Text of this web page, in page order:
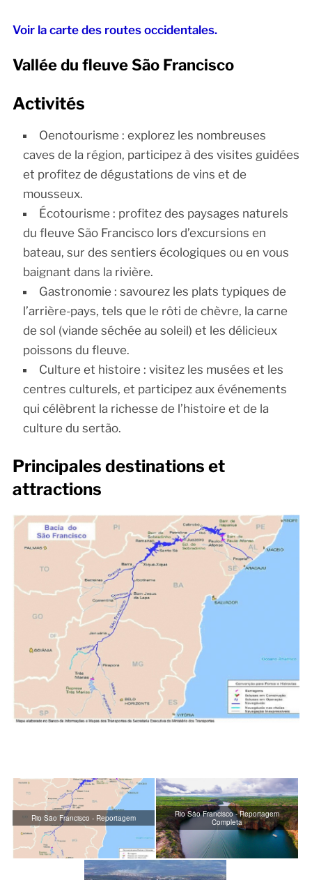
Voir la carte des routes occidentales.
Vallée du fleuve São Francisco
Activités
Oenotourisme : explorez les nombreuses
caves de la région, participez à des visites guidées
et profitez de dégustations de vins et de
mousseux.
Écotourisme : profitez des paysages naturels
du fleuve São Francisco lors d’excursions en
bateau, sur des sentiers écologiques ou en vous
baignant dans la rivière.
Gastronomie : savourez les plats typiques de
l’arrière-pays, tels que le rôti de chèvre, la carne
de sol (viande séchée au soleil) et les délicieux
poissons du fleuve.
Culture et histoire : visitez les musées et les
centres culturels, et participez aux événements
qui célèbrent la richesse de l’histoire et de la
culture du sertão.
Principales destinations et
attractions
Rio São Francisco - Reportagem
Rio São Francisco - Reportagem
Completa